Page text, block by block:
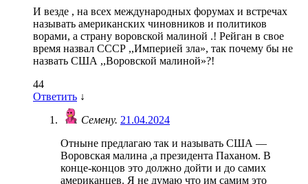
И везде , на всех международных форумах и встречах
называть американских чиновников и политиков
ворами, а страну воровской малиной .! Рейган в свое
время назвал СССР ,,Империей зла», так почему бы не
назвать США ,,Воровской малиной»?!
44
Ответить ↓
Семену. 21.04.2024
Отныне предлагаю так и называть США —
Воровская малина ,а президента Паханом. В
конце-концов это должно дойти и до самих
американцев. Я не думаю что им самим это